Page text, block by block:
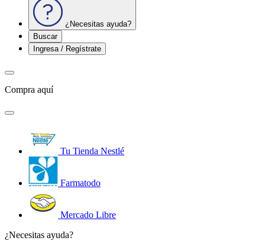
¿Necesitas ayuda?
Buscar
Ingresa / Regístrate
Compra aquí
Tu Tienda Nestlé
Farmatodo
Mercado Libre
¿Necesitas ayuda?